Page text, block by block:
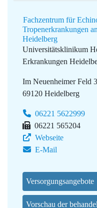
Fachzentrum für
Tropenerkrankungen
Heidelberg
Universitätsklinikum
Erkrankungen
Im Neuenheimer Feld
69120 Heidelberg
06221 5622999
06221 565204
Webseite
E-Mail
Versorgungsangebote
Vorschau der